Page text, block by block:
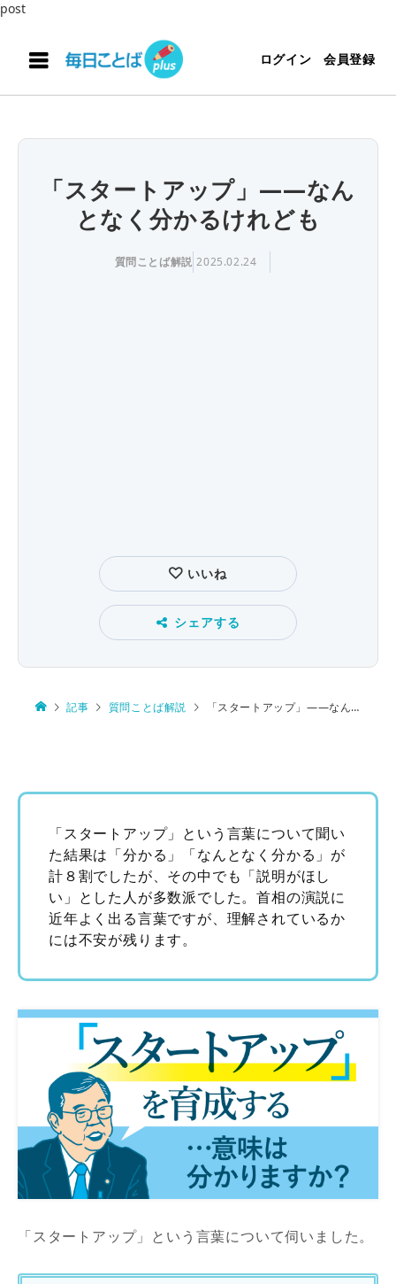
post
ログイン 会員登録
「スタートアップ」――なん
となく分かるけれども
質問ことば解説 2025.02.24
いいね
シェアする
記事 質問ことば解説 「スタートアップ」――なんとなく分かるけれども
「スタートアップ」という言葉について聞い
た結果は「分かる」「なんとなく分かる」が
計８割でしたが、その中でも「説明がほし
い」とした人が多数派でした。首相の演説に
近年よく出る言葉ですが、理解されているか
には不安が残ります。
「スタートアップ」という言葉について伺いました。